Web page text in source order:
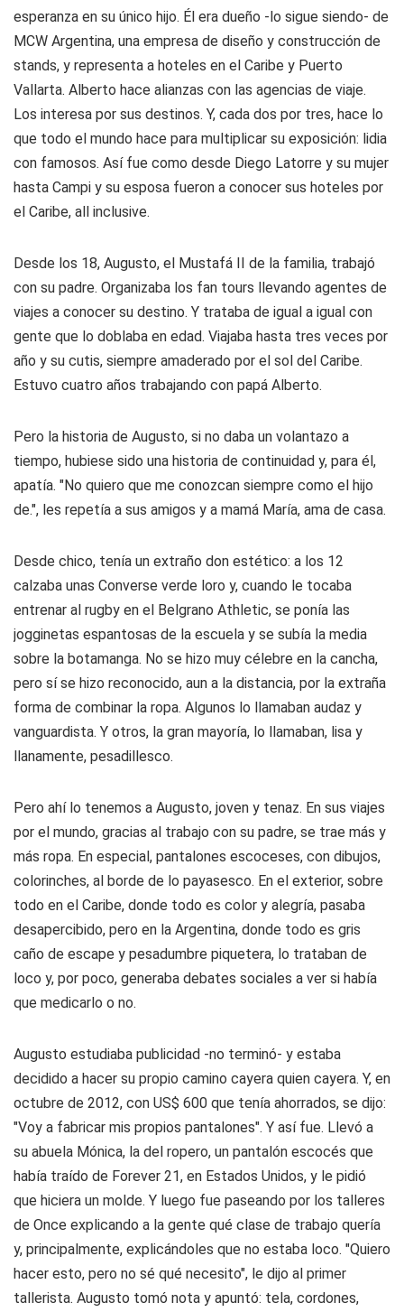
esperanza en su único hijo. Él era dueño -lo sigue siendo- de
MCW Argentina, una empresa de diseño y construcción de
stands, y representa a hoteles en el Caribe y Puerto
Vallarta. Alberto hace alianzas con las agencias de viaje.
Los interesa por sus destinos. Y, cada dos por tres, hace lo
que todo el mundo hace para multiplicar su exposición: lidia
con famosos. Así fue como desde Diego Latorre y su mujer
hasta Campi y su esposa fueron a conocer sus hoteles por
el Caribe, all inclusive.
Desde los 18, Augusto, el Mustafá II de la familia, trabajó
con su padre. Organizaba los fan tours llevando agentes de
viajes a conocer su destino. Y trataba de igual a igual con
gente que lo doblaba en edad. Viajaba hasta tres veces por
año y su cutis, siempre amaderado por el sol del Caribe.
Estuvo cuatro años trabajando con papá Alberto.
Pero la historia de Augusto, si no daba un volantazo a
tiempo, hubiese sido una historia de continuidad y, para él,
apatía. "No quiero que me conozcan siempre como el hijo
de.", les repetía a sus amigos y a mamá María, ama de casa.
Desde chico, tenía un extraño don estético: a los 12
calzaba unas Converse verde loro y, cuando le tocaba
entrenar al rugby en el Belgrano Athletic, se ponía las
jogginetas espantosas de la escuela y se subía la media
sobre la botamanga. No se hizo muy célebre en la cancha,
pero sí se hizo reconocido, aun a la distancia, por la extraña
forma de combinar la ropa. Algunos lo llamaban audaz y
vanguardista. Y otros, la gran mayoría, lo llamaban, lisa y
llanamente, pesadillesco.
Pero ahí lo tenemos a Augusto, joven y tenaz. En sus viajes
por el mundo, gracias al trabajo con su padre, se trae más y
más ropa. En especial, pantalones escoceses, con dibujos,
colorinches, al borde de lo payasesco. En el exterior, sobre
todo en el Caribe, donde todo es color y alegría, pasaba
desapercibido, pero en la Argentina, donde todo es gris
caño de escape y pesadumbre piquetera, lo trataban de
loco y, por poco, generaba debates sociales a ver si había
que medicarlo o no.
Augusto estudiaba publicidad -no terminó- y estaba
decidido a hacer su propio camino cayera quien cayera. Y, en
octubre de 2012, con US$ 600 que tenía ahorrados, se dijo:
"Voy a fabricar mis propios pantalones". Y así fue. Llevó a
su abuela Mónica, la del ropero, un pantalón escocés que
había traído de Forever 21, en Estados Unidos, y le pidió
que hiciera un molde. Y luego fue paseando por los talleres
de Once explicando a la gente qué clase de trabajo quería
y, principalmente, explicándoles que no estaba loco. "Quiero
hacer esto, pero no sé qué necesito", le dijo al primer
tallerista. Augusto tomó nota y apuntó: tela, cordones,